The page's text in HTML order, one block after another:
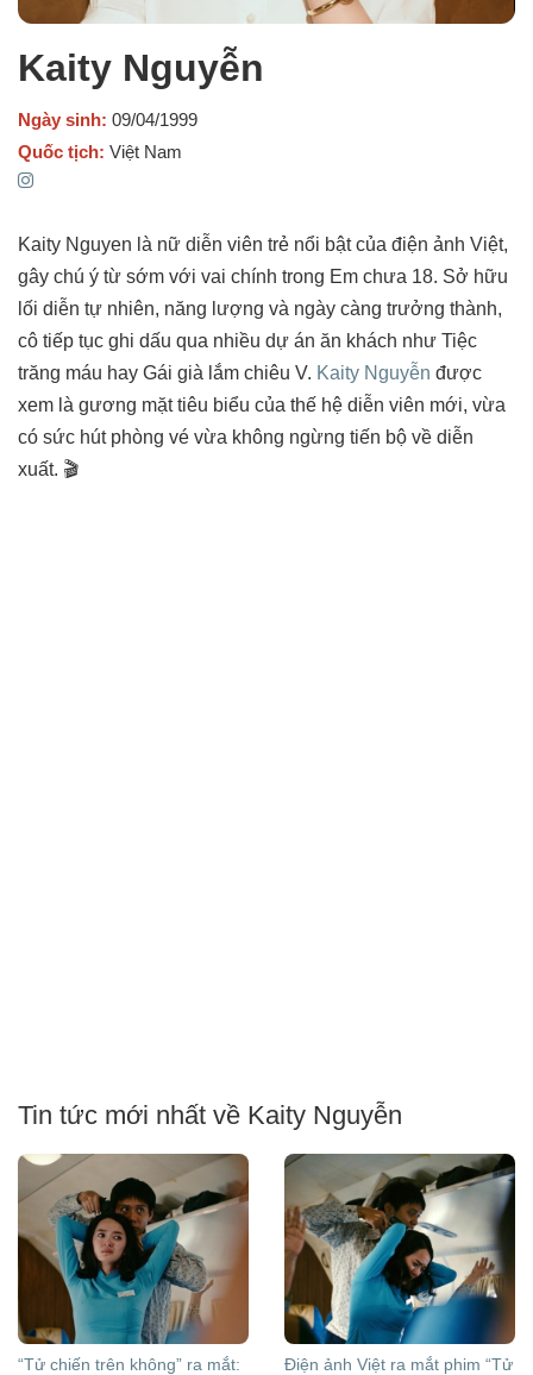
Kaity Nguyễn
Ngày sinh: 09/04/1999
Quốc tịch: Việt Nam
Kaity Nguyen là nữ diễn viên trẻ nổi bật của điện ảnh Việt,
gây chú ý từ sớm với vai chính trong Em chưa 18. Sở hữu
lối diễn tự nhiên, năng lượng và ngày càng trưởng thành,
cô tiếp tục ghi dấu qua nhiều dự án ăn khách như Tiệc
trăng máu hay Gái già lắm chiêu V. Kaity Nguyễn được
xem là gương mặt tiêu biểu của thế hệ diễn viên mới, vừa
có sức hút phòng vé vừa không ngừng tiến bộ về diễn
xuất. 🎬
Tin tức mới nhất về Kaity Nguyễn
“Tử chiến trên không” ra mắt:
Điện ảnh Việt ra mắt phim “Tử